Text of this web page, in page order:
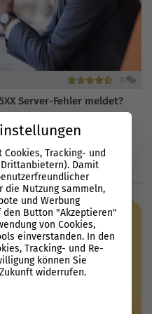
0
Server-Fehler meldet?
User via Twitter gefragt,
Server-Fehler meldet: Hey,
My new posts are not
UmzgyYcBvV...
Tracking- und
Drittanbietern). Damit
Nutzung sammeln,
und Werbung
Button "Akzeptieren"
von Cookies,
einverstanden. In den
Tracking- und Re-
können Sie
widerrufen.
Gruppen, für die eine